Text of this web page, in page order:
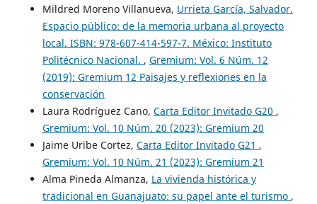
Mildred Moreno Villanueva, Urrieta García, Salvador.
Espacio público: de la memoria urbana al proyecto
local. ISBN: 978-607-414-597-7. México: Instituto
Politécnico Nacional. , Gremium: Vol. 6 Núm. 12
(2019): Gremium 12 Paisajes y reflexiones en la
conservación
Laura Rodríguez Cano, Carta Editor Invitado G20 ,
Gremium: Vol. 10 Núm. 20 (2023): Gremium 20
Jaime Uribe Cortez, Carta Editor Invitado G21 ,
Gremium: Vol. 10 Núm. 21 (2023): Gremium 21
Alma Pineda Almanza, La vivienda histórica y
tradicional en Guanajuato: su papel ante el turismo ,